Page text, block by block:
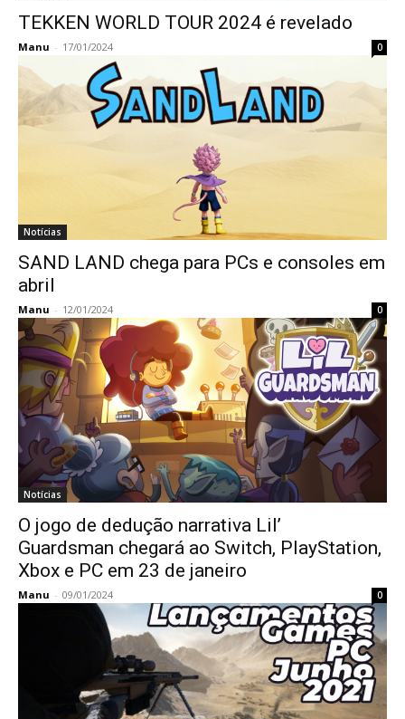
TEKKEN WORLD TOUR 2024 é revelado
Manu - 17/01/2024 0
Notícias
SAND LAND chega para PCs e consoles em
abril
Manu - 12/01/2024 0
Notícias
O jogo de dedução narrativa Lil’
Guardsman chegará ao Switch, PlayStation,
Xbox e PC em 23 de janeiro
Manu - 09/01/2024 0